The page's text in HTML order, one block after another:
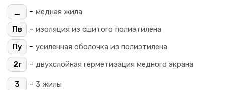
_ - медная жила
Пв
- изоляция из сшитого полиэтилена
Пу
- усиленная оболочка из полиэтилена
2г
- двухслойная герметизация медного экрана
3 - 3 жилы